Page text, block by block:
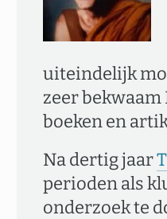
uiteindelijk
zeer
boeken en
Na dertig jaar
perioden als
onderzoek te